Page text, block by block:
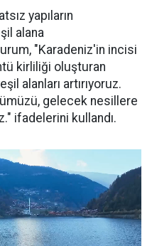
yapıların
alana
"Karadeniz'in incisi
kirliliği oluşturan
alanları artırıyoruz.
gelecek nesillere
ifadelerini kullandı.